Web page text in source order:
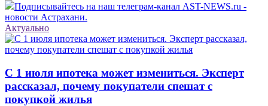
Подписывайтесь на наш телеграм-канал AST-NEWS.ru -
новости Астрахани.
Актуально
С 1 июля ипотека может измениться. Эксперт
рассказал, почему покупатели спешат с
покупкой жилья